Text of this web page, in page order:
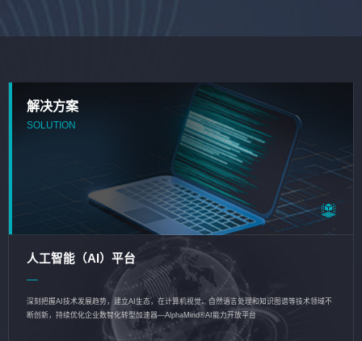
解决方案
SOLUTION
人工智能（AI）平台
深刻把握AI技术发展趋势，建立AI生态，在计算机视觉、自然语言处理和知识图谱等技术领域不
断创新，持续优化企业数智化转型加速器—AlphaMind®AI能力开放平台